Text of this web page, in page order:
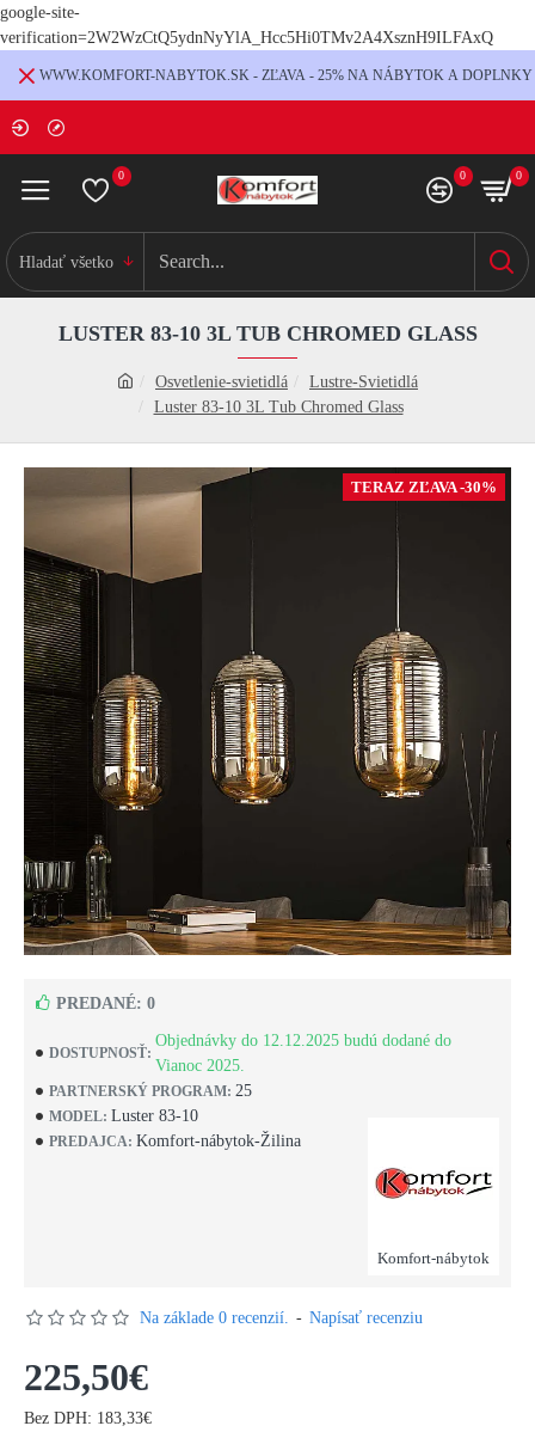
google-site-
verification=2W2WzCtQ5ydnNyYlA_Hcc5Hi0TMv2A4XsznH9ILFAxQ
WWW.KOMFORT-NABYTOK.SK - ZĽAVA - 25% NA NÁBYTOK A DOPLNKY
0 0 0
Hladať všetko
Osvetlenie-svietidlá
Lustre-Svietidlá
Luster 83-10 3L Tub Chromed Glass
LUSTER 83-10 3L TUB CHROMED GLASS
TERAZ ZĽAVA -30%
DOSTUPNOSŤ:
Objednávky do 12.12.2025 budú dodané do
Vianoc 2025.
PARTNERSKÝ PROGRAM: 25
MODEL: Luster 83-10
PREDAJCA: Komfort-nábytok-Žilina
Komfort-nábytok
PREDANÉ: 0
Na základe 0 recenzií. - Napísať recenziu
225,50€
Bez DPH: 183,33€